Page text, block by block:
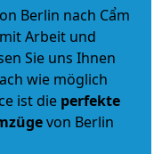
Berlin nach Cẩm
Arbeit und
Sie uns Ihnen
wie möglich
ist die perfekte
von Berlin